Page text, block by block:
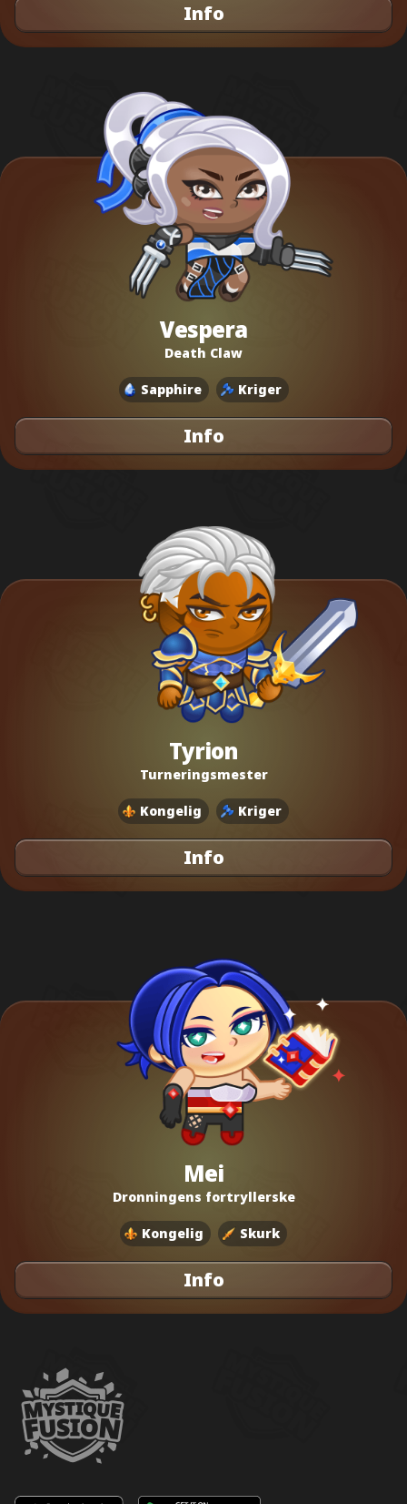
Info
Vespera
Death Claw
Sapphire Kriger
Info
Tyrion
Turneringsmester
Kongelig Kriger
Info
Mei
Dronningens fortryllerske
Kongelig Skurk
Info